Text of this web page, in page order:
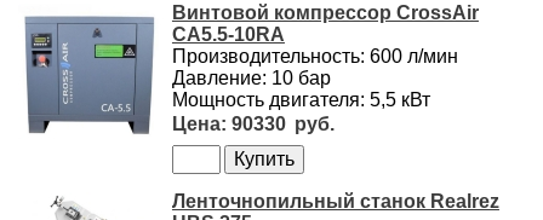
Винтовой компрессор CrossAir
CA5.5-10RA
Производительность: 600 л/мин
Давление: 10 бар
Мощность двигателя: 5,5 кВт
90330
Ленточнопильный станок Realrez